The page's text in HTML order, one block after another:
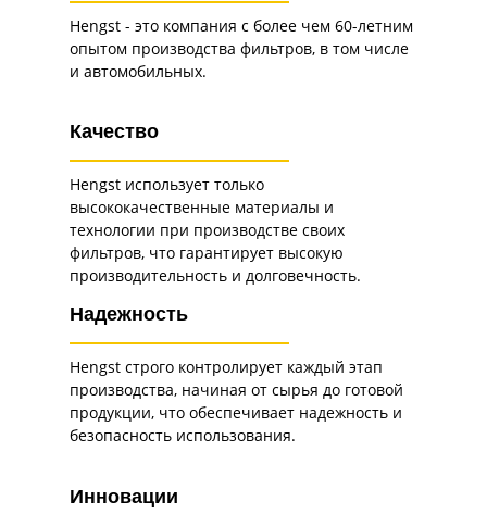
Hengst - это компания с более чем 60-летним
опытом производства фильтров, в том числе
и автомобильных.
Качество
Надежность
Hengst использует только
высококачественные материалы и
технологии при производстве своих
фильтров, что гарантирует высокую
производительность и долговечность.
Инновации
Hengst строго контролирует каждый этап
производства, начиная от сырья до готовой
продукции, что обеспечивает надежность и
безопасность использования.